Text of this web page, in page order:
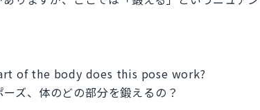
of the body does this pose work?
ズ、体のどの部分を鍛えるの？